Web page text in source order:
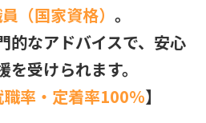
（国家資格） 。
的なアドバイスで、安心
を受けられます。
率・定着率100％】